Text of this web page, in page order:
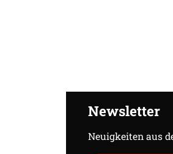
Newsletter
Neuigkeiten aus